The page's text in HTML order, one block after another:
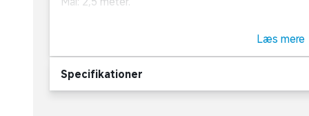
Salling er navnet på over 6000 af vores egne
efter vores grundlægger Herman Salling. Salling-
Læs mere
Specifikationer